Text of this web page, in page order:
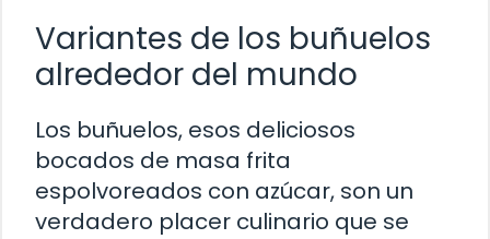
Variantes de los buñuelos
alrededor del mundo
Los buñuelos, esos deliciosos
bocados de masa frita
espolvoreados con azúcar, son un
verdadero placer culinario que se